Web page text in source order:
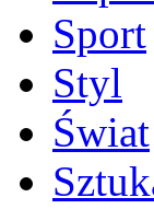
Sport
Styl
Świat